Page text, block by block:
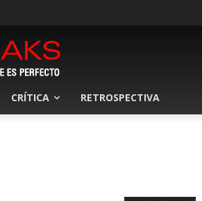
CRÍTICA RETROSPECTIVA